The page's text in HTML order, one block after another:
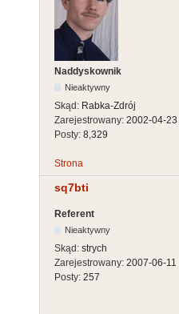
Naddyskownik
Nieaktywny
Skąd: Rabka-Zdrój
Zarejestrowany: 2002-04-23
Posty: 8,329
Strona
sq7bti
Referent
Nieaktywny
Skąd: strych
Zarejestrowany: 2007-06-11
Posty: 257